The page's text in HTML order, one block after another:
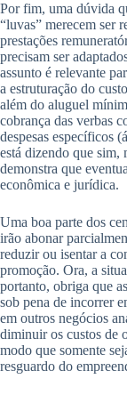
Por fim, uma dúvida
“luvas” merecem ser
prestações
precisam ser
assunto é relevante
a estruturação do
além do aluguel
cobrança das verbas
despesas específicos
está dizendo que sim,
demonstra que
econômica e jurídica.
Uma boa parte dos
irão abonar
reduzir ou isentar a
promoção. Ora, a
portanto, obriga que
sob pena de incorrer
em outros negócios
diminuir os custos de
modo que somente
resguardo do